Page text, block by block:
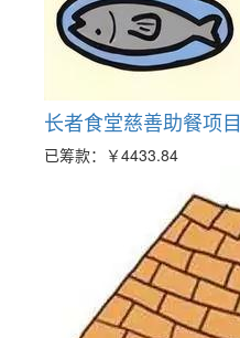
长者食堂慈善助餐项目
已筹款： ￥4433.84